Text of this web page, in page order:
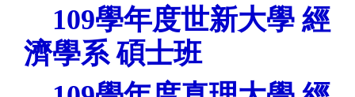
109學年度世新大學 經
濟學系 碩士班